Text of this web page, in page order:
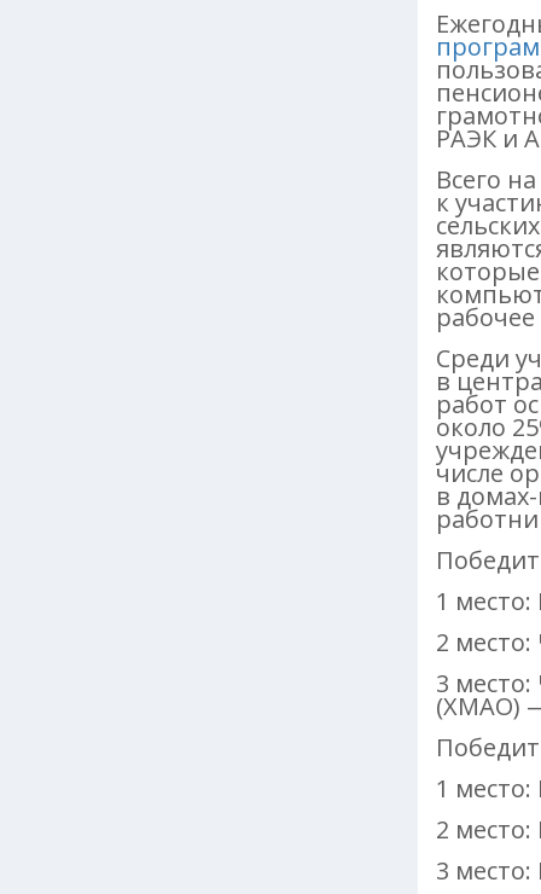
РАЭК и
Всего
к
Среди
в
работ
около
числе
в
1
2
3
(ХМАО)
1
2
3